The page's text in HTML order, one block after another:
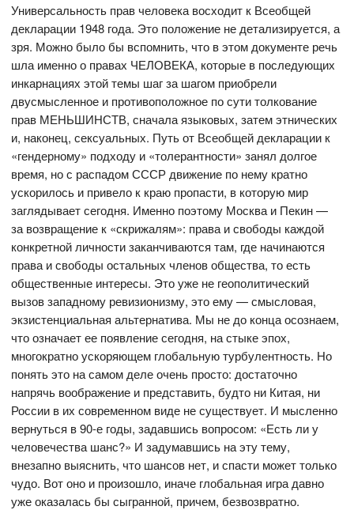
Универсальность прав человека восходит к Всеобщей
декларации 1948 года. Это положение не детализируется, а
зря. Можно было бы вспомнить, что в этом документе речь
шла именно о правах ЧЕЛОВЕКА, которые в последующих
инкарнациях этой темы шаг за шагом приобрели
двусмысленное и противоположное по сути толкование
прав МЕНЬШИНСТВ, сначала языковых, затем этнических
и, наконец, сексуальных. Путь от Всеобщей декларации к
«гендерному» подходу и «толерантности» занял долгое
время, но с распадом СССР движение по нему кратно
ускорилось и привело к краю пропасти, в которую мир
заглядывает сегодня. Именно поэтому Москва и Пекин —
за возвращение к «скрижалям»: права и свободы каждой
конкретной личности заканчиваются там, где начинаются
права и свободы остальных членов общества, то есть
общественные интересы. Это уже не геополитический
вызов западному ревизионизму, это ему — смысловая,
экзистенциальная альтернатива. Мы не до конца осознаем,
что означает ее появление сегодня, на стыке эпох,
многократно ускоряющем глобальную турбулентность. Но
понять это на самом деле очень просто: достаточно
напрячь воображение и представить, будто ни Китая, ни
России в их современном виде не существует. И мысленно
вернуться в 90-е годы, задавшись вопросом: «Есть ли у
человечества шанс?» И задумавшись на эту тему,
внезапно выяснить, что шансов нет, и спасти может только
чудо. Вот оно и произошло, иначе глобальная игра давно
уже оказалась бы сыгранной, причем, безвозвратно.